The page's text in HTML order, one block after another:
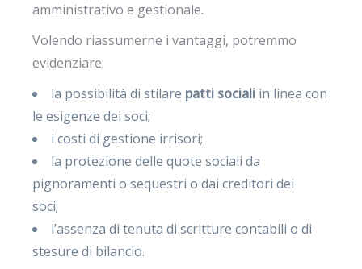
amministrativo e gestionale.
Volendo riassumerne i vantaggi, potremmo
evidenziare:
la possibilità di stilare patti sociali in linea con
le esigenze dei soci;
i costi di gestione irrisori;
la protezione delle quote sociali da
pignoramenti o sequestri o dai creditori dei
soci;
l’assenza di tenuta di scritture contabili o di
stesure di bilancio.